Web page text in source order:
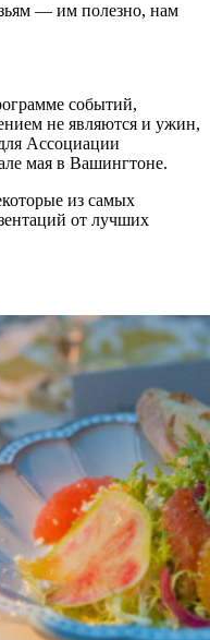
— им полезно, нам
событий,
не являются и ужин,
Ассоциации
мая в Вашингтоне.
из самых
от лучших